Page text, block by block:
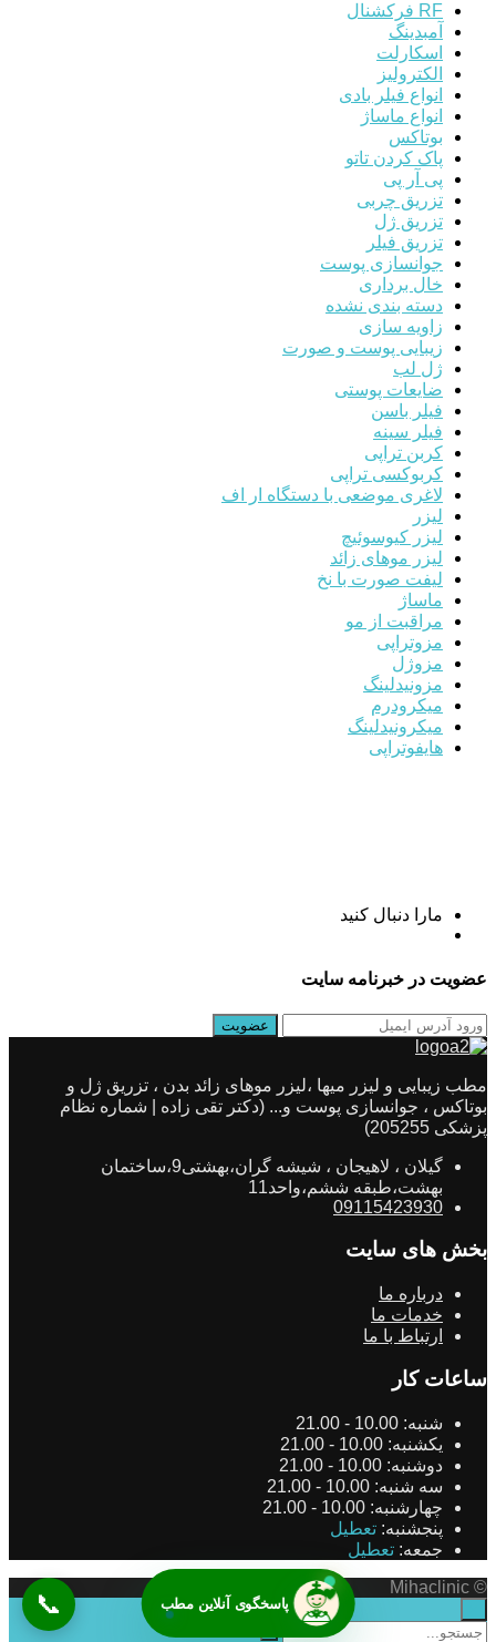
RF فرکشنال
آمبدینگ
اسکارلت
الکترولیز
انواع فیلر بادی
انواع ماساژ
بوتاکس
پاک کردن تاتو
پی آر پی
تزریق چربی
تزریق ژل
تزریق فیلر
جوانسازی پوست
خال برداری
دسته بندی نشده
زاویه سازی
زیبایی پوست و صورت
ژل لب
ضایعات پوستی
فیلر باسن
فیلر سینه
کربن تراپی
کربوکسی تراپی
لاغری موضعی با دستگاه ار اف
لیزر
لیزر کیوسوئیچ
لیزر موهای زائد
لیفت صورت با نخ
ماساژ
مراقبت از مو
مزوتراپی
مزوژل
مزونیدلینگ
میکرودرم
میکرونیدلینگ
هایفوتراپی
مارا دنبال کنید
عضویت در خبرنامه سایت
مطب زیبایی و لیزر میها ،لیزر موهای زائد بدن ، تزریق ژل و
بوتاکس ، جوانسازی پوست و... (دکتر تقی زاده | شماره نظام
پزشکی 205255)
گیلان ، لاهیجان ، شیشه گران،بهشتی9،ساختمان
بهشت،طبقه ششم،واحد11
09115423930
بخش های سایت
درباره ما
خدمات ما
ارتباط با ما
ساعات کار
شنبه: 10.00 - 21.00
یکشنبه: 10.00 - 21.00
دوشنبه: 10.00 - 21.00
سه شنبه: 10.00 - 21.00
چهارشنبه: 10.00 - 21.00
پنجشنبه: تعطیل
جمعه: تعطیل
© Mihaclinic
📞 پاسخگوی آنلاین مطب